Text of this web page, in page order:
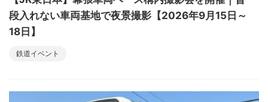
段入れない車両基地で夜景撮影【2026年9月15日～
18日】
鉄道イベント